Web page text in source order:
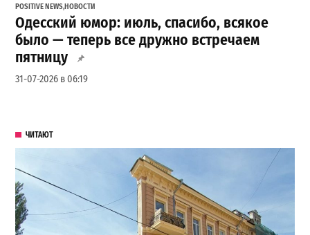
POSITIVE NEWS,НОВОСТИ
Одесский юмор: июль, спасибо, всякое
было — теперь все дружно встречаем
пятницу
31-07-2026 в 06:19
ЧИТАЮТ